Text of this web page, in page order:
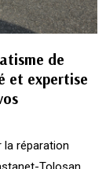
de
et expertise
la réparation